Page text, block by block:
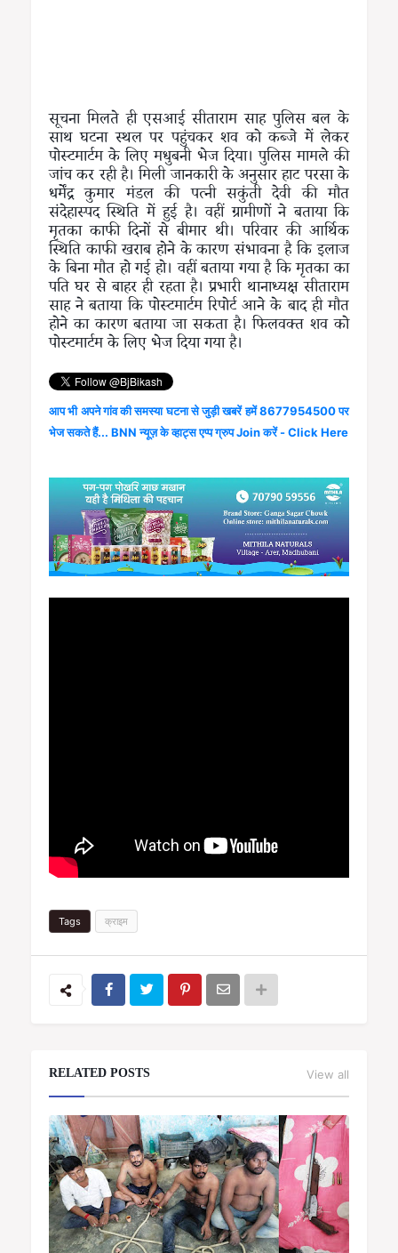
सूचना मिलते ही एसआई सीताराम साह पुलिस बल के
साथ घटना स्थल पर पहुंचकर शव को कब्जे में लेकर
पोस्टमार्टम के लिए मधुबनी भेज दिया। पुलिस मामले की
जांच कर रही है। मिली जानकारी के अनुसार हाट परसा के
धर्मेंद्र कुमार मंडल की पत्नी सकुंती देवी की मौत
संदेहास्पद स्थिति में हुई है। वहीं ग्रामीणों ने बताया कि
मृतका काफी दिनों से बीमार थी। परिवार की आर्थिक
स्थिति काफी खराब होने के कारण संभावना है कि इलाज
के बिना मौत हो गई हो। वहीं बताया गया है कि मृतका का
पति घर से बाहर ही रहता है। प्रभारी थानाध्यक्ष सीताराम
साह ने बताया कि पोस्टमार्टम रिपोर्ट आने के बाद ही मौत
होने का कारण बताया जा सकता है। फिलवक्त शव को
पोस्टमार्टम के लिए भेज दिया गया है।
आप भी अपने गांव की समस्या घटना से जुड़ी खबरें हमें 8677954500 पर
भेज सकते हैं... BNN न्यूज़ के व्हाट्स एप्प ग्रुप Join करें - Click Here
Tags क्राइम
RELATED POSTS View all